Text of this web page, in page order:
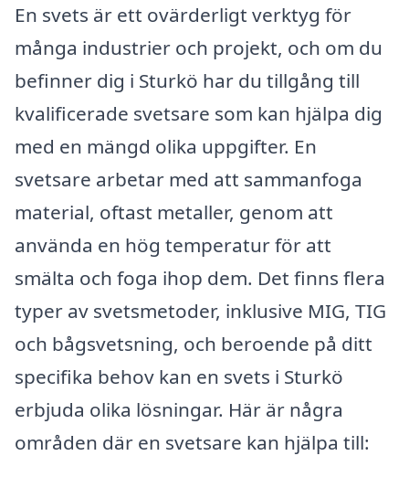
En svets är ett ovärderligt verktyg för
många industrier och projekt, och om du
befinner dig i Sturkö har du tillgång till
kvalificerade svetsare som kan hjälpa dig
med en mängd olika uppgifter. En
svetsare arbetar med att sammanfoga
material, oftast metaller, genom att
använda en hög temperatur för att
smälta och foga ihop dem. Det finns flera
typer av svetsmetoder, inklusive MIG, TIG
och bågsvetsning, och beroende på ditt
specifika behov kan en svets i Sturkö
erbjuda olika lösningar. Här är några
områden där en svetsare kan hjälpa till: